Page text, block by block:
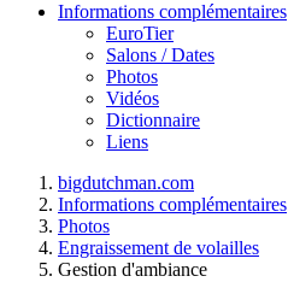
Informations complémentaires
EuroTier
Salons / Dates
Photos
Vidéos
Dictionnaire
Liens
bigdutchman.com
Informations complémentaires
Photos
Engraissement de volailles
Gestion d'ambiance